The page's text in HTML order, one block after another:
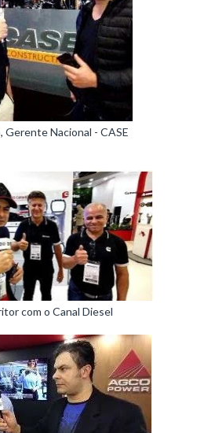
Gerente Nacional - CASE
com o Canal Diesel